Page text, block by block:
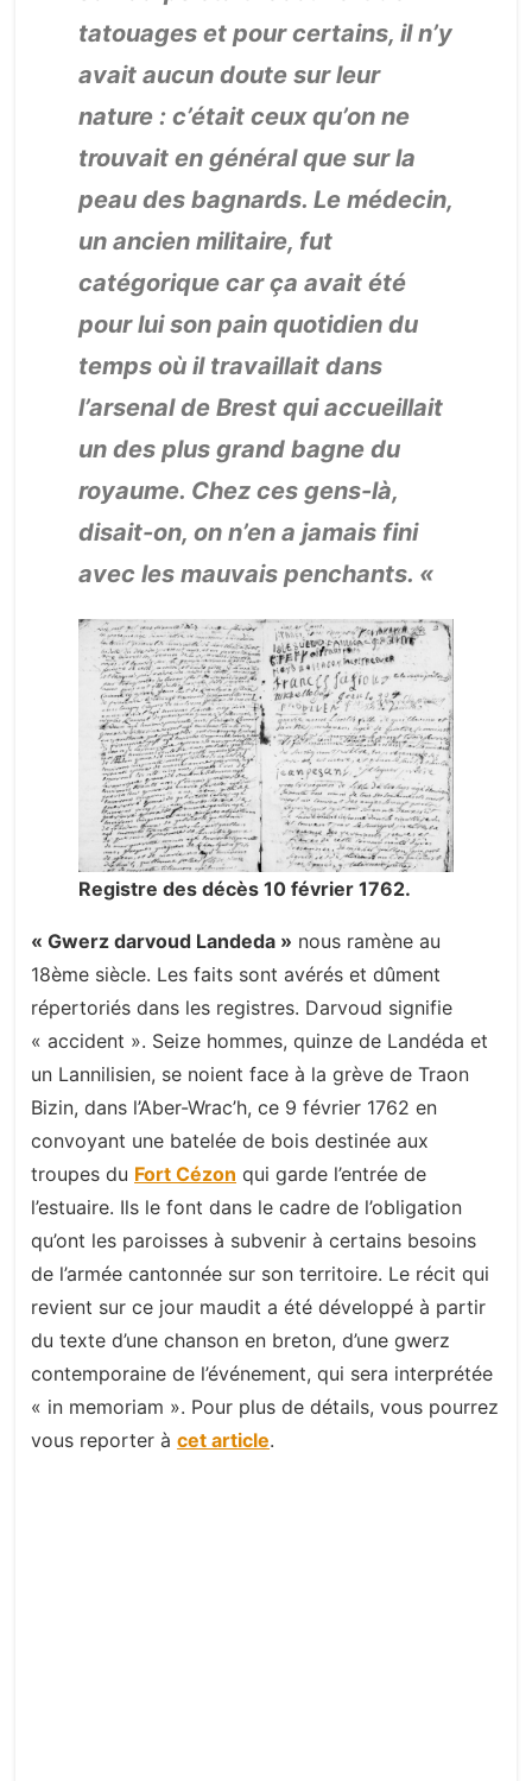
tatouages et pour certains, il n’y
avait aucun doute sur leur
nature : c’était ceux qu’on ne
trouvait en général que sur la
peau des bagnards. Le médecin,
un ancien militaire, fut
catégorique car ça avait été
pour lui son pain quotidien du
temps où il travaillait dans
l’arsenal de Brest qui accueillait
un des plus grand bagne du
royaume. Chez ces gens-là,
disait-on, on n’en a jamais fini
avec les mauvais penchants. «
Registre des décès 10 février 1762.
« Gwerz darvoud Landeda » nous ramène au
18ème siècle. Les faits sont avérés et dûment
répertoriés dans les registres. Darvoud signifie
« accident ». Seize hommes, quinze de Landéda et
un Lannilisien, se noient face à la grève de Traon
Bizin, dans l’Aber-Wrac’h, ce 9 février 1762 en
convoyant une batelée de bois destinée aux
troupes du Fort Cézon qui garde l’entrée de
l’estuaire. Ils le font dans le cadre de l’obligation
qu’ont les paroisses à subvenir à certains besoins
de l’armée cantonnée sur son territoire. Le récit qui
revient sur ce jour maudit a été développé à partir
du texte d’une chanson en breton, d’une gwerz
contemporaine de l’événement, qui sera interprétée
« in memoriam ». Pour plus de détails, vous pourrez
vous reporter àcet article.